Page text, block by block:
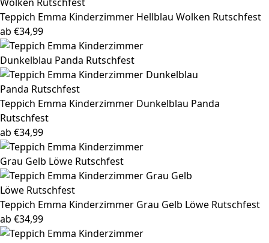
Teppich Emma Kinderzimmer Hellblau Wolken Rutschfest
ab €34,99
Teppich Emma Kinderzimmer Dunkelblau Panda
Rutschfest
ab €34,99
Teppich Emma Kinderzimmer Grau Gelb Löwe Rutschfest
ab €34,99